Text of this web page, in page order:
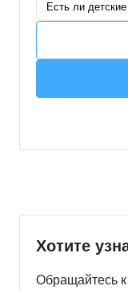
Есть ли
Хотите
Обращайтесь